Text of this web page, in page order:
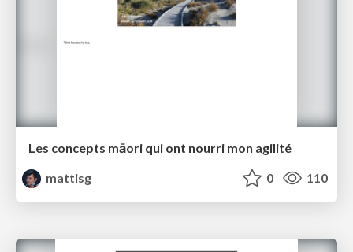
Les concepts māori qui ont nourri mon agilité
mattisg
0 110